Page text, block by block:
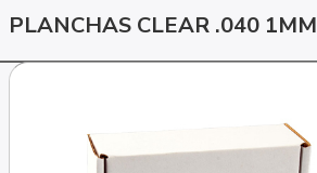
PLANCHAS CLEAR .040 1MM